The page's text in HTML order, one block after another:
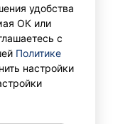
удобства
ОК или
с
Политике
настройки